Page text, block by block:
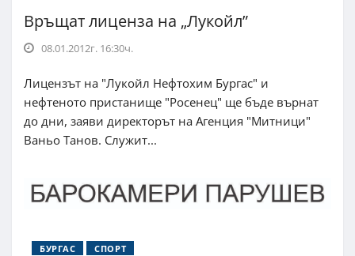
Връщат лиценза на „Лукойл”
08.01.2012г. 16:30ч.
Лицензът на "Лукойл Нефтохим Бургас" и
нефтеното пристанище "Росенец" ще бъде върнат
до дни, заяви директорът на Агенция "Митници"
Ваньо Танов. Служит...
БУРГАС СПОРТ